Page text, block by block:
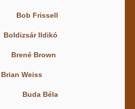
Bob Frissell
Boldizsár Ildikó
Brené Brown
Brian Weiss
Buda Béla